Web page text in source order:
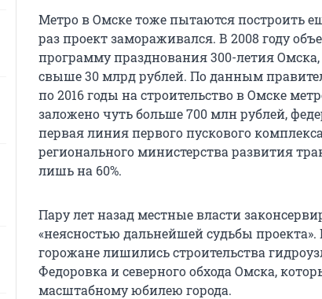
Метро в Омске тоже пытаются построить
раз проект замораживался. В 2008 году
программу празднования 300-летия
свыше 30 млрд рублей. По данным
по 2016 годы на строительство в Омске
заложено чуть больше 700 млн рублей,
первая линия первого пускового
регионального министерства развития
лишь на 60%.
Пару лет назад местные власти
«неясностью дальнейшей судьбы
горожане лишились строительства
Федоровка и северного обхода Омска,
масштабному юбилею города.